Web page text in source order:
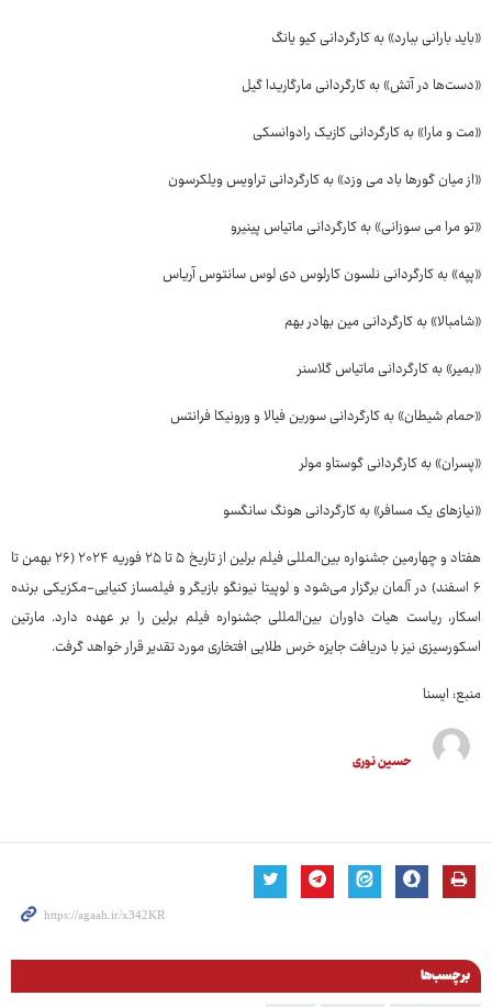
«باید بارانی ببارد» به کارگردانی کیو یانگ
«دست‌ها در آتش» به کارگردانی مارگاریدا گیل
«مت و مارا» به کارگردانی کازیک رادوانسکی
«از میان گورها باد می وزد» به کارگردانی تراویس ویلکرسون
«تو مرا می سوزانی» به کارگردانی ماتیاس پینیرو
«پپه» به کارگردانی نلسون کارلوس دی لوس سانتوس آریاس
«شامبالا» به کارگردانی مین بهادر بهم
«بمیر» به کارگردانی ماتیاس گلاسنر
«حمام شیطان» به کارگردانی سورین فیالا و ورونیکا فرانتس
«پسران» به کارگردانی گوستاو مولر
«نیازهای یک مسافر» به کارگردانی هونگ سانگسو
هفتاد و چهارمین جشنواره بین‌المللی فیلم برلین از تاریخ ۵ تا ۲۵ فوریه ۲۰۲۴ (۲۶ بهمن تا
۶ اسفند) در آلمان برگزار می‌شود و لوپیتا نیونگو بازیگر و فیلمساز کنیایی-مکزیکی برنده
اسکار، ریاست هیات داوران بین‌المللی جشنواره فیلم برلین را بر عهده دارد. مارتین
اسکورسیزی نیز با دریافت جایزه خرس طلایی افتخاری مورد تقدیر قرار خواهد گرفت.
منبع: ایسنا
حسین نوری
برچسب‌ها